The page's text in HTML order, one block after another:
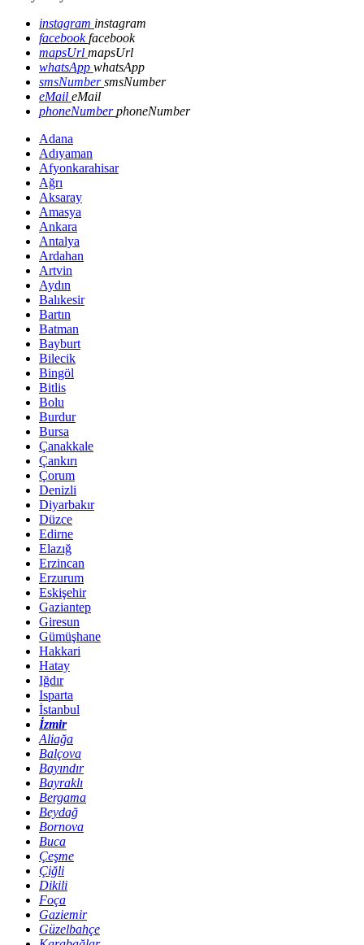
instagram instagram
facebookfacebook
mapsUrl mapsUrl
whatsApp whatsApp
smsNumbersmsNumber
eMail eMail
phoneNumberphoneNumber
Adana
Adıyaman
Afyonkarahisar
Ağrı
Aksaray
Amasya
Ankara
Antalya
Ardahan
Artvin
Aydın
Balıkesir
Bartın
Batman
Bayburt
Bilecik
Bingöl
Bitlis
Bolu
Burdur
Bursa
Çanakkale
Çankırı
Çorum
Denizli
Diyarbakır
Düzce
Edirne
Elazığ
Erzincan
Erzurum
Eskişehir
Gaziantep
Giresun
Gümüşhane
Hakkari
Hatay
Iğdır
Isparta
İstanbul
İzmir
Aliağa
Balçova
Bayındır
Bayraklı
Bergama
Beydağ
Bornova
Buca
Çeşme
Çiğli
Dikili
Foça
Gaziemir
Güzelbahçe